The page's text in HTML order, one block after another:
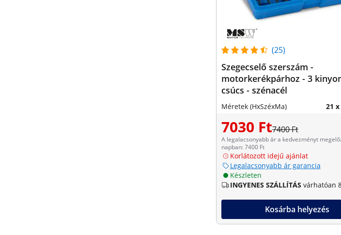
(25)
Szegecselő szerszám -
motorkerékpárhoz - 3
csúcs - szénacél
Méretek (HxSzéxMa) 21
7030 Ft7400 Ft
A legalacsonyabb ár a kedvezményt
napban: 7400 Ft
Korlátozott idejű ajánlat
Legalacsonyabb ár garancia
Készleten
INGYENES SZÁLLÍTÁS várhatóan
Kosárba helyezés